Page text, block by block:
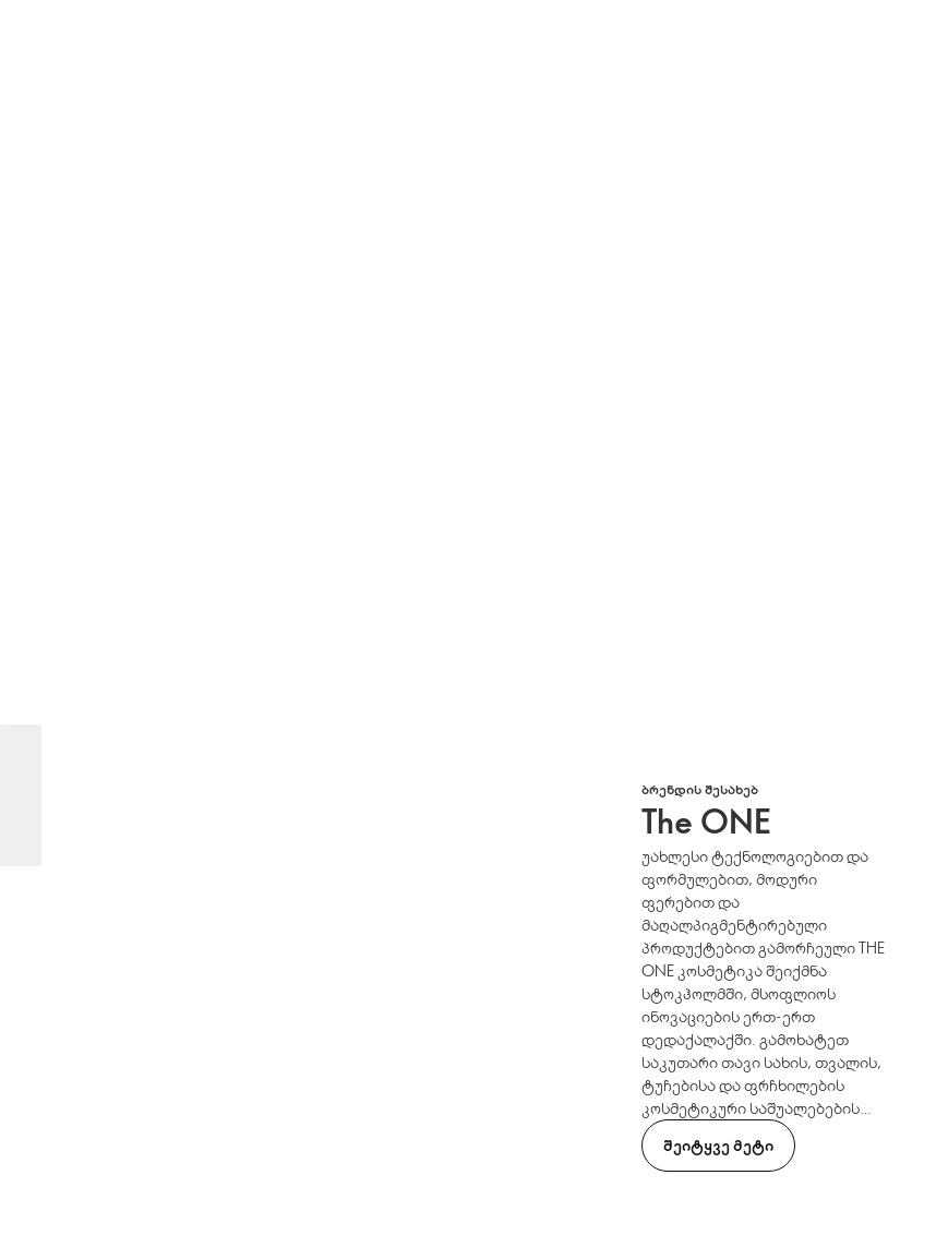
ᲑᲠᲔᲜᲓᲘᲡ ᲨᲔᲡᲐᲮᲔᲑ
The ONE
უახლესი ტექნოლოგიებით და
ფორმულებით, მოდური
ფერებით და
მაღალპიგმენტირებული
პროდუქტებით გამორჩეული THE
ONE კოსმეტიკა შეიქმნა
სტოკჰოლმში, მსოფლიოს
ინოვაციების ერთ-ერთ
დედაქალაქში. გამოხატეთ
საკუთარი თავი სახის, თვალის,
ტუჩებისა და ფრჩხილების
კოსმეტიკური საშუალებების
ფართო არჩევანით. სადაც
ელეგანტური ახალი ფერები
ხვდება ინოვაციურ ფორმატებს.
ᲨᲔᲘᲢᲧᲕᲔ ᲛᲔᲢᲘ